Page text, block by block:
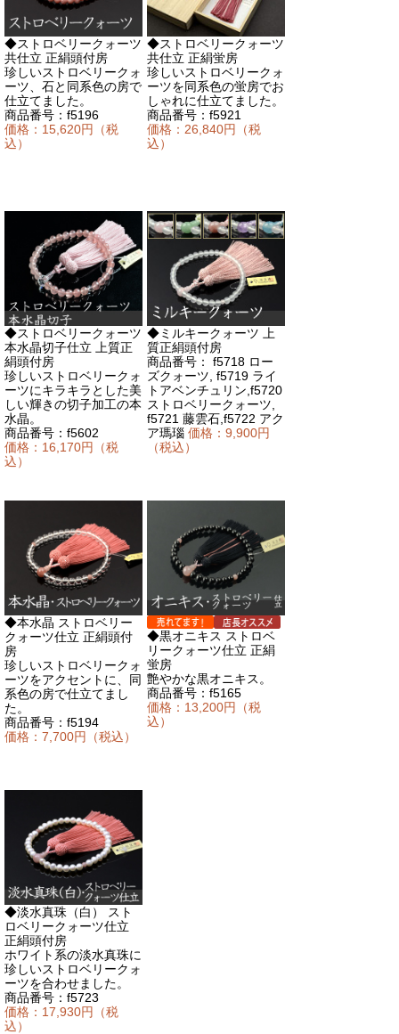
◆ストロベリークォーツ
共仕立 正絹頭付房
珍しいストロベリークォ
ーツ、石と同系色の房で
仕立てました。
商品番号：f5196
価格：15,620円（税
込）
◆ストロベリークォーツ
共仕立 正絹蛍房
珍しいストロベリークォ
ーツを同系色の蛍房でお
しゃれに仕立てました。
商品番号：f5921
価格：26,840円（税
込）
◆ストロベリークォーツ
本水晶切子仕立 上質正
絹頭付房
珍しいストロベリークォ
ーツにキラキラとした美
しい輝きの切子加工の本
水晶。
商品番号：f5602
価格：16,170円（税
込）
◆ミルキークォーツ 上
質正絹頭付房
商品番号： f5718 ロー
ズクォーツ, f5719 ライ
トアベンチュリン,f5720
ストロベリークォーツ,
f5721 藤雲石,f5722 アク
ア瑪瑙 価格：9,900円
（税込）
◆本水晶 ストロベリー
クォーツ仕立 正絹頭付
房
珍しいストロベリークォ
ーツをアクセントに、同
系色の房で仕立てまし
た。
商品番号：f5194
価格：7,700円（税込）
◆黒オニキス ストロベ
リークォーツ仕立 正絹
蛍房
艶やかな黒オニキス。
商品番号：f5165
価格：13,200円（税
込）
◆淡水真珠（白） スト
ロベリークォーツ仕立
正絹頭付房
ホワイト系の淡水真珠に
珍しいストロベリークォ
ーツを合わせました。
商品番号：f5723
価格：17,930円（税
込）